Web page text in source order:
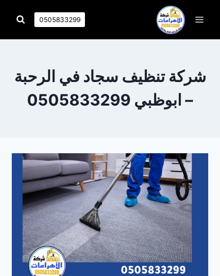
0505833299
شركة تنظيف سجاد في الرحبة
– ابوظبي 0505833299